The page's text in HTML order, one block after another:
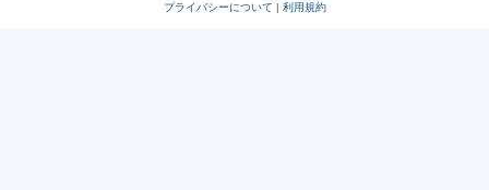
プライバシーについて | 利用規約